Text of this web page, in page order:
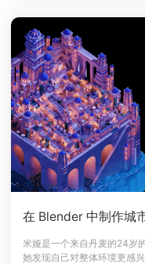
登录
在 Blender 中制作城
米娅是一个来自丹麦的24岁
她发现自己对整体环境更感